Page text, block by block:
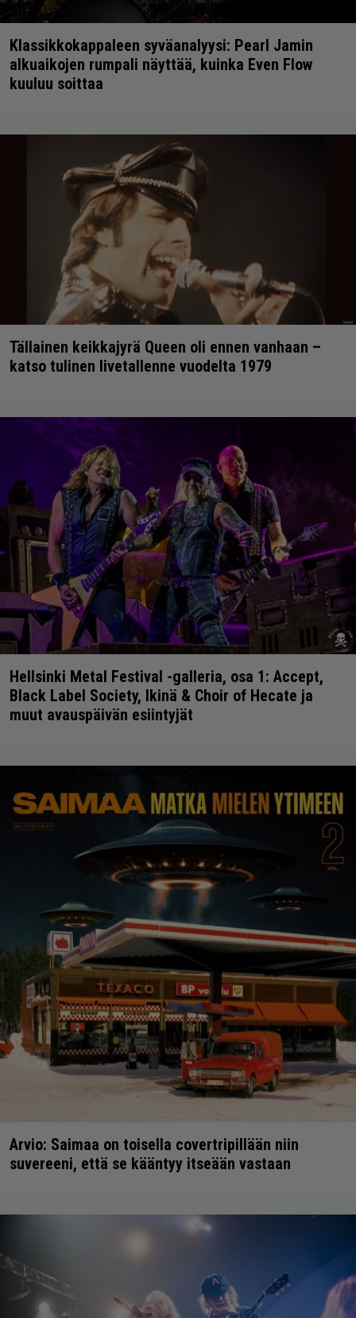
Klassikkokappaleen syväanalyysi: Pearl Jamin
alkuaikojen rumpali näyttää, kuinka Even Flow
kuuluu soittaa
Tällainen keikkajyrä Queen oli ennen vanhaan –
katso tulinen livetallenne vuodelta 1979
Hellsinki Metal Festival -galleria, osa 1: Accept,
Black Label Society, Ikinä & Choir of Hecate ja
muut avauspäivän esiintyjät
Arvio: Saimaa on toisella covertripillään niin
suvereeni, että se kääntyy itseään vastaan